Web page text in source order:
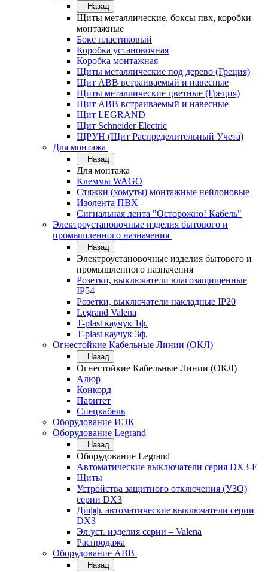
Назад
Щиты металлические, боксы пвх, коробки
монтажные
Бокс пластиковый
Коробка установочная
Коробка монтажная
Щиты металлические под дерево (Греция)
Щит ABB встраиваемый и навесные
Щиты металлические цветные (Греция)
Щит ABB встраиваемый и навесные
Щит LEGRAND
Щит Schneider Electric
ЩРУН (Щит Распределительный Учета)
Для монтажа
Назад
Для монтажа
Клеммы WAGO
Стяжки (хомуты) монтажные нейлоновые
Изолента ПВХ
Сигнальная лента "Осторожно! Кабель"
Электроустановочные изделия бытового и
промышленного назначения
Назад
Электроустановочные изделия бытового и
промышленного назначения
Розетки, выключатели влагозащищенные
IP54
Розетки, выключатели накладные IP20
Legrand Valena
T-plast каучук 1ф.
T-plast каучук 3ф.
Огнестойкие Кабельные Линии (ОКЛ)
Назад
Огнестойкие Кабельные Линии (ОКЛ)
Алюр
Конкорд
Паритет
Спецкабель
Оборудование ИЭК
Оборудование Legrand
Назад
Оборудование Legrand
Автоматические выключатели серия DX3-E
Щиты
Устройства защитного отключения (УЗО)
серии DX3
Дифф. автоматические выключатели серии
DX3
Эл.уст. изделия серии – Valena
Распродажа
Оборудование АВВ
Назад